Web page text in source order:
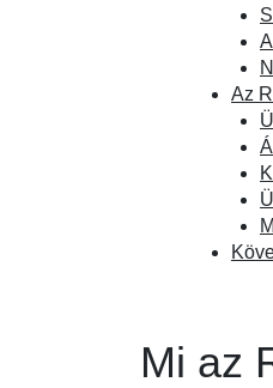
Az
Mi az